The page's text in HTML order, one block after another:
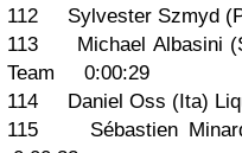
112 Sylvester Szmyd
113 Michael Albasini
Team 0:00:29
114 Daniel Oss (Ita)
115 Sébastien